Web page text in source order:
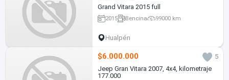
Grand Vitara 2015 full
2015 Bencina 99000 km
Hualpén
$6.000.000
5
Jeep Gran Vitara 2007, 4x4, kilometraje
177.000